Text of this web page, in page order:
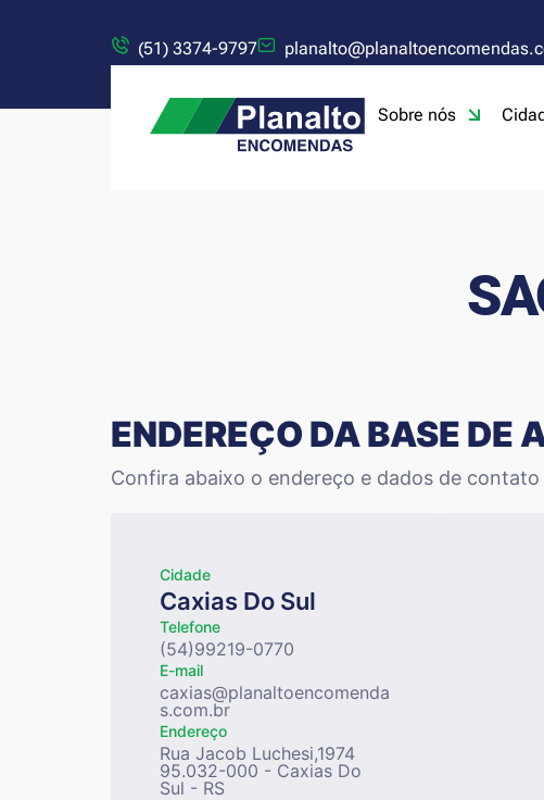
(51) 3374-9797
Sobre nós
ENDEREÇO DA BASE DE
Confira abaixo o endereço e dados de
Cidade
Caxias Do Sul
Telefone
(54)99219-0770
E-mail
caxias@planaltoencomenda
s.com.br
Endereço
Rua Jacob Luchesi,1974
95.032-000 - Caxias Do
Sul - RS